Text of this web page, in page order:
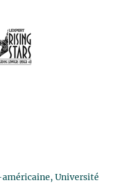
Université